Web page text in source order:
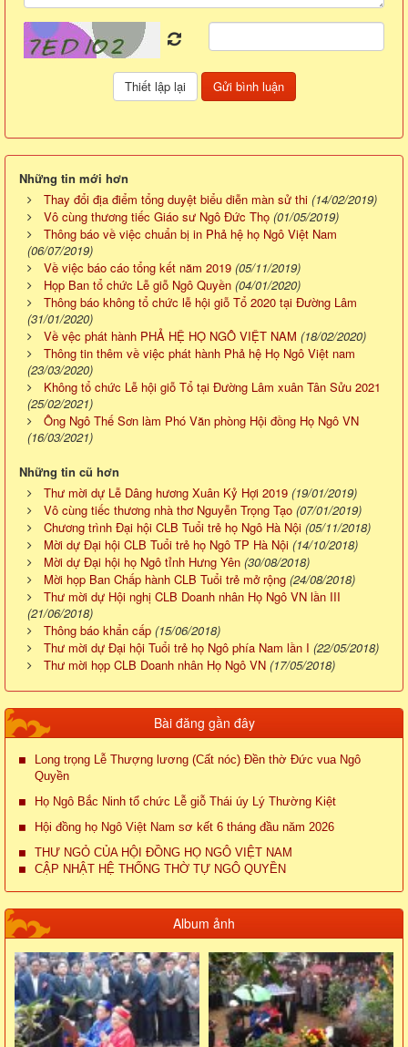
Những tin mới hơn
Thay đổi địa điểm tổng duyệt biểu diễn màn sử thi (14/02/2019)
Vô cùng thương tiếc Giáo sư Ngô Đức Thọ (01/05/2019)
Thông báo về việc chuẩn bị in Phả hệ họ Ngô Việt Nam
(06/07/2019)
Về việc báo cáo tổng kết năm 2019 (05/11/2019)
Họp Ban tổ chức Lễ giỗ Ngô Quyền (04/01/2020)
Thông báo không tổ chức lễ hội giỗ Tổ 2020 tại Đường Lâm
(31/01/2020)
Về vệc phát hành PHẢ HỆ HỌ NGÔ VIỆT NAM (18/02/2020)
Thông tin thêm về việc phát hành Phả hệ Họ Ngô Việt nam
(23/03/2020)
Không tổ chức Lễ hội giỗ Tổ tại Đường Lâm xuân Tân Sửu 2021
(25/02/2021)
Ông Ngô Thế Sơn làm Phó Văn phòng Hội đồng Họ Ngô VN
(16/03/2021)
Những tin cũ hơn
Thư mời dự Lễ Dâng hương Xuân Kỷ Hợi 2019 (19/01/2019)
Vô cùng tiếc thương nhà thơ Nguyễn Trọng Tạo (07/01/2019)
Chương trình Đại hội CLB Tuổi trẻ họ Ngô Hà Nội (05/11/2018)
Mời dự Đại hội CLB Tuổi trẻ họ Ngô TP Hà Nội (14/10/2018)
Mời dự Đại hội họ Ngô tỉnh Hưng Yên (30/08/2018)
Mời họp Ban Chấp hành CLB Tuổi trẻ mở rộng (24/08/2018)
Thư mời dự Hội nghị CLB Doanh nhân Họ Ngô VN lần III
(21/06/2018)
Thông báo khẩn cấp (15/06/2018)
Thư mời dự Đại hội Tuổi trẻ họ Ngô phía Nam lần I (22/05/2018)
Thư mời họp CLB Doanh nhân Họ Ngô VN (17/05/2018)
Bài đăng gần đây
Long trọng Lễ Thượng lương (Cất nóc) Đền thờ Đức vua Ngô
Quyền
Họ Ngô Bắc Ninh tổ chức Lễ giỗ Thái úy Lý Thường Kiệt
Hội đồng họ Ngô Việt Nam sơ kết 6 tháng đầu năm 2026
THƯ NGỎ CỦA HỘI ĐỒNG HỌ NGÔ VIỆT NAM
CẬP NHẬT HỆ THỐNG THỜ TỰ NGÔ QUYỀN
Album ảnh